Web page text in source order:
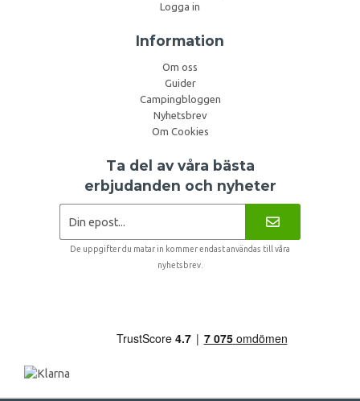
Logga in
Information
Om oss
Guider
Campingbloggen
Nyhetsbrev
Om Cookies
Ta del av våra bästa
erbjudanden och nyheter
De uppgifter du matar in kommer endast användas till våra
nyhetsbrev.